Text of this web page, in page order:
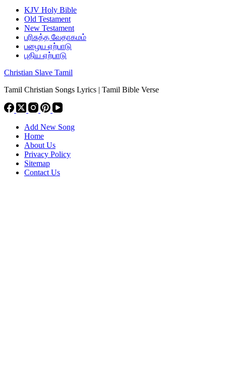
KJV Holy Bible
Old Testament
New Testament
பரிசுத்த வேதாகமம்
பழைய ஏற்பாடு
புதிய ஏற்பாடு
Christian Slave Tamil
Tamil Christian Songs Lyrics | Tamil Bible Verse
Add New Song
Home
About Us
Privacy Policy
Sitemap
Contact Us